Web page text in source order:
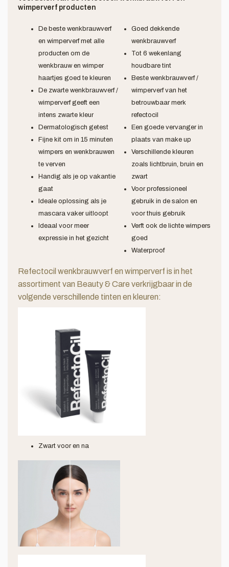
wimperverf producten
De beste wenkbrauwverf
en wimperverf met alle
producten om de
wenkbrauw en wimper
haartjes goed te kleuren
De zwarte wenkbrauwverf /
wimperverf geeft een
intens zwarte kleur
Dermatologisch getest
Fijne kit om in 15 minuten
wimpers en wenkbrauwen
te verven
Handig als je op vakantie
gaat
Ideale oplossing als je
mascara vaker uitloopt
Ideaal voor meer
expressie in het gezicht
Goed dekkende
wenkbrauwverf
Tot 6 wekenlang
houdbare tint
Beste wenkbrauwverf /
wimperverf van het
betrouwbaar merk
refectocil
Een goede vervanger in
plaats van make up
Verschillende kleuren
zoals lichtbruin, bruin en
zwart
Voor professioneel
gebruik in de salon en
voor thuis gebruik
Verft ook de lichte wimpers
goed
Waterproof
Refectocil wenkbrauwverf en wimperverf is in het
assortiment van Beauty & Care verkrijgbaar in de
volgende verschillende tinten en kleuren:
Zwart voor en na